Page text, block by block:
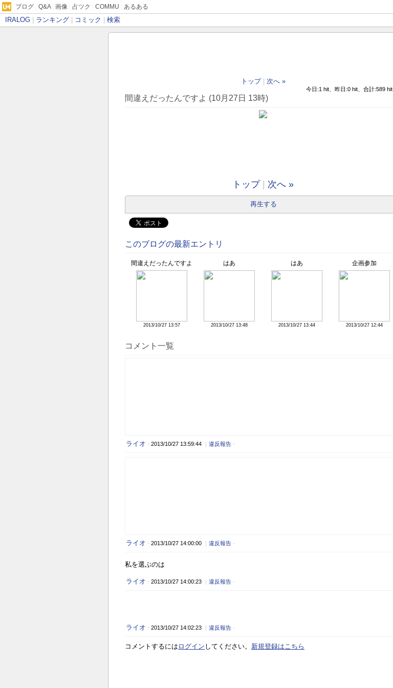
ブログ Q&A| 画像 占ツク COMMU あるある
IRALOG ランキング コミック 検索
トップ 次へ »
今日:1 hit、昨日:0 hit、合計:589 hit
間違えだったんですよ (10月27日 13時)
トップ 次へ »
再生する
このブログの最新エントリ
間違えだったんですよ
2013/10/27 13:57
はあ
2013/10/27 13:48
はあ
2013/10/27 13:44
企画参加
2013/10/27 12:44
コメント一覧
ライオ - 2013/10/27 13:59:44 ｜ 違反報告 -
ライオ - 2013/10/27 14:00:00 ｜ 違反報告 -
私を選ぶのは
ライオ - 2013/10/27 14:00:23 ｜ 違反報告 -
ライオ - 2013/10/27 14:02:23 ｜ 違反報告 -
コメントするには ログイン してください。 新規登録はこちら